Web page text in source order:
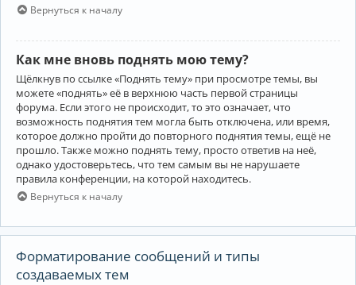
Вернуться к началу
Как мне вновь поднять мою тему?
Щёлкнув по ссылке «Поднять тему» при просмотре темы, вы
можете «поднять» её в верхнюю часть первой страницы
форума. Если этого не происходит, то это означает, что
возможность поднятия тем могла быть отключена, или время,
которое должно пройти до повторного поднятия темы, ещё не
прошло. Также можно поднять тему, просто ответив на неё,
однако удостоверьтесь, что тем самым вы не нарушаете
правила конференции, на которой находитесь.
Вернуться к началу
Форматирование сообщений и типы
создаваемых тем